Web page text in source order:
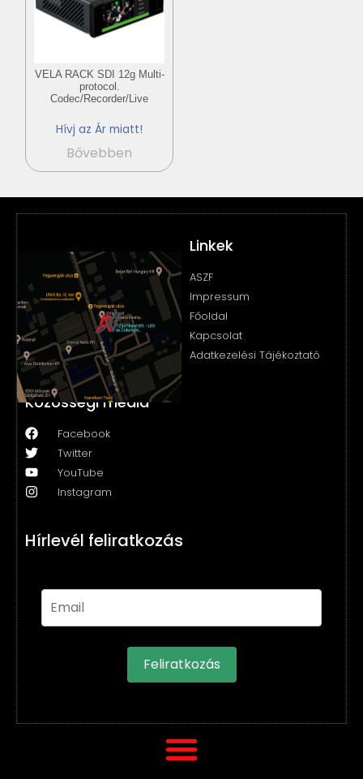
VELA RACK SDI 12g Multi-
protocol.
Codec/Recorder/Live
Hívj az Ár miatt!
Bővebben
Linkek
ASZF
Impressum
Főoldal
Kapcsolat
Adatkezelési Tájékoztató
Közösségi média
Facebook
Twitter
YouTube
Instagram
Hírlevél feliratkozás
Feliratkozás